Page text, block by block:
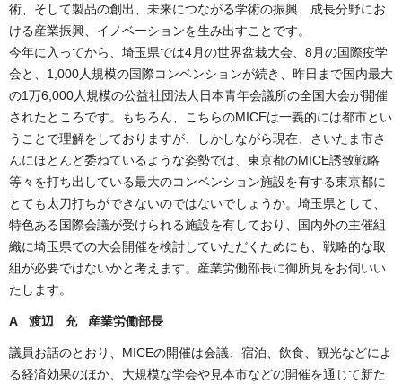
術、そして製品の創出、未来につながる学術の振興、成長分野にお
ける産業振興、イノベーションを生み出すことです。
今年に入ってから、埼玉県では4月の世界盆栽大会、8月の国際疫学
会と、1,000人規模の国際コンベンションが続き、昨日まで国内最大
の1万6,000人規模の公益社団法人日本青年会議所の全国大会が開催
されたところです。もちろん、こちらのMICEは一義的には都市とい
うことで理解をしておりますが、しかしながら現在、さいたま市さ
んにほとんど委ねているような姿勢では、東京都のMICE誘致戦略
等々を打ち出している最大のコンベンション施設を有する東京都に
とても太刀打ちができないのではないでしょうか。埼玉県として、
特色ある国際会議が受けられる施設を有しており、国内外の主催組
織に埼玉県での大会開催を検討していただくためにも、戦略的な取
組が必要ではないかと考えます。産業労働部長に御所見をお伺いい
たします。
A 渡辺 充 産業労働部長
議員お話のとおり、MICEの開催は会議、宿泊、飲食、観光などによ
る経済効果のほか、大規模な学会や見本市などの開催を通じて新た